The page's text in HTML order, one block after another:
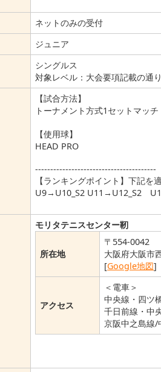
ネットのみの受付
ジュニア
シングルス
対象レベル：大会要項記載の通
【試合方法】
トーナメント方式1セットマッ
【使用球】
HEAD PRO
----------------------------------------
【ランキングポイント】下記を
U9→U10_S2 U11→U12_S2
モリタテニスセンター靭
所在地
〒554-0042
大阪府大阪市
[Google地図]
アクセス
＜電車＞
中央線・四ツ
千日前線・中
京阪中之島線/